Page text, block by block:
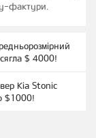
фактури.
$ 4000!
Kia Stonic
$1000!